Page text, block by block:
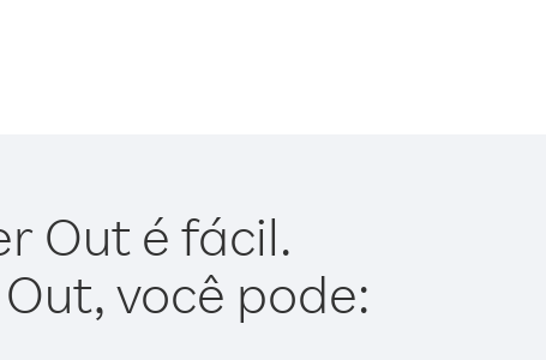
Out é fácil.
você pode: